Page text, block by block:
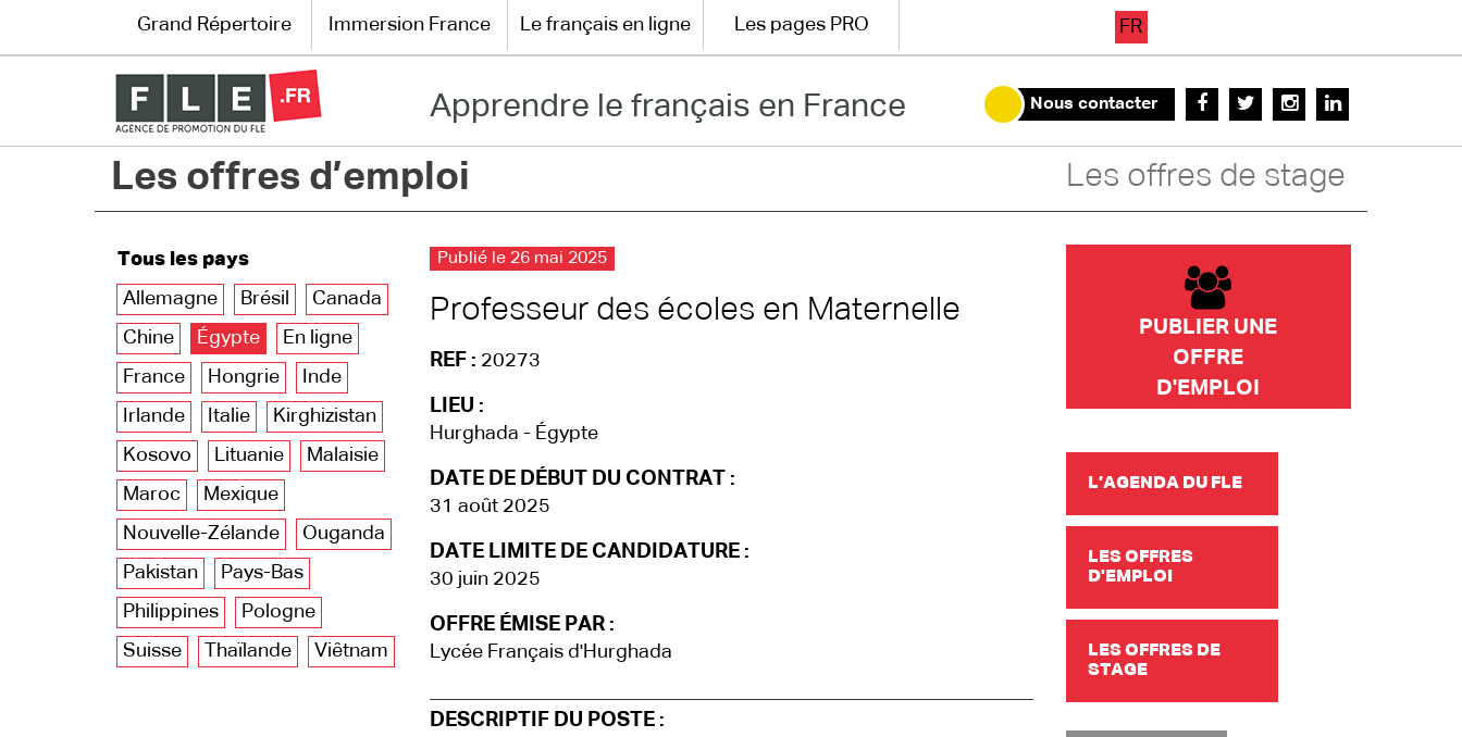
Grand Répertoire
Immersion France
Les pages PRO
Grand Répertoire Immersion France Le français en ligne Les pages PRO FR
Apprendre le français en France Nous contacter
Les offres d’emploi Les offres de stage
Tous les pays
Allemagne
Brésil
Canada
Chine
Égypte
En ligne
France
Hongrie
Inde
Irlande
Italie
Kirghizistan
Kosovo
Lituanie
Malaisie
Maroc
Mexique
Nouvelle-Zélande
Ouganda
Pakistan
Pays-Bas
Philippines
Pologne
Suisse
Thaïlande Viêtnam
Publié le 26 mai 2025
Professeur des écoles en Maternelle
REF : 20273
LIEU :
Hurghada - Égypte
DATE DE DÉBUT DU CONTRAT :
31 août 2025
DATE LIMITE DE CANDIDATURE :
30 juin 2025
OFFRE ÉMISE PAR :
Lycée Français d'Hurghada
DESCRIPTIF DU POSTE :
PUBLIER UNE
OFFRE
D'EMPLOI
L’AGENDA DU FLE
LES OFFRES
D'EMPLOI
LES OFFRES DE
STAGE